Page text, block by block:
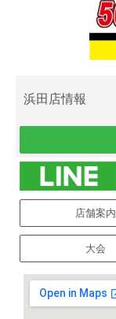
浜田店情報
店舗案内
大会